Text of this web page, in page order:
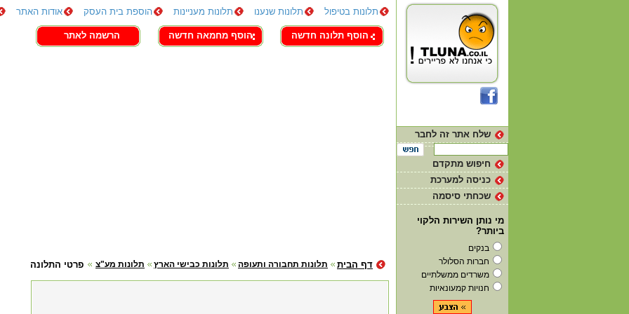
תלונות בטיפול תלונות שנענו תלונות מעניינות הוספת בית העסק אודות האתר
צור קשר
הוסף תלונה חדשה הוסף מחמאה חדשה הרשמה לאתר
פרטי התלונה תלונות מע"צ תלונות כבישי הארץ תלונות תחבורה ותעופה דף הבית
שלח אתר זה לחבר
חיפוש מתקדם
כניסה למערכת
שכחתי סיסמה
מי נותן השירות הלקוי
ביותר?
בנקים
חברות הסלולר
משרדים ממשלתיים
חנויות קמעונאיות